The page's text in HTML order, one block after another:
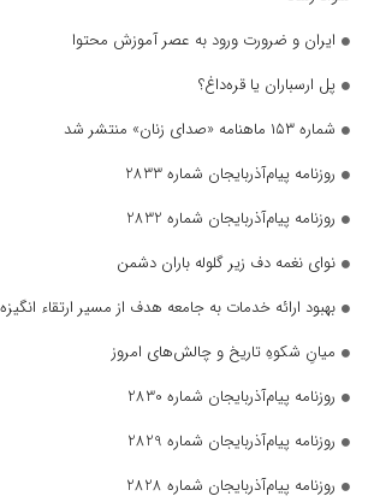
ایران و ضرورت ورود به عصر آموزش محتوا
پل ارسباران یا قره‌داغ؟
شماره ۱۵۳ ماهنامه «صدای زنان» منتشر شد
روزنامه پیام‌آذربایجان شماره 2833
روزنامه پیام‌آذربایجان شماره 2832
نوای نغمه دف زیر گلوله باران دشمن
بهبود ارائه خدمات به جامعه هدف از مسیر ارتقاء
میانِ شکوهِ تاریخ و چالش‌های امروز
روزنامه پیام‌آذربایجان شماره 2830
روزنامه پیام‌آذربایجان شماره 2829
روزنامه پیام‌آذربایجان شماره 2828